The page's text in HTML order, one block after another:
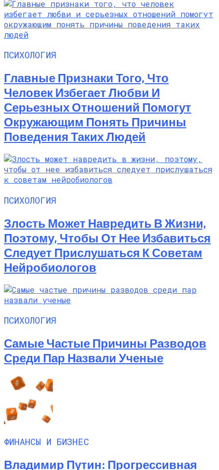
ПСИХОЛОГИЯ
Главные Признаки Того, Что
Человек Избегает Любви И
Серьезных Отношений Помогут
Окружающим Понять Причины
Поведения Таких Людей
ПСИХОЛОГИЯ
Злость Может Навредить В Жизни,
Поэтому, Чтобы От Нее Избавиться
Следует Прислушаться К Советам
Нейробиологов
ПСИХОЛОГИЯ
Самые Частые Причины Разводов
Среди Пар Назвали Ученые
ФИНАНСЫ И БИЗНЕС
Владимир Путин: Прогрессивная